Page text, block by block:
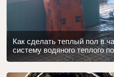
Как сделать теплый пол в
систему водяного теплого